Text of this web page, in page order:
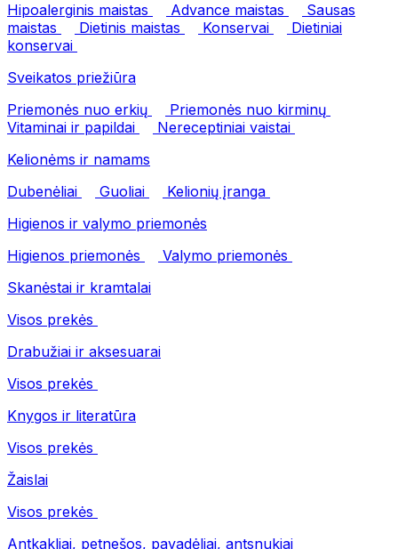
Hipoalerginis maistas
Advance maistas
Sausas
maistas
Dietinis maistas Konservai
Dietiniai
konservai
Sveikatos priežiūra
Priemonės nuo erkių
Priemonės nuo kirminų
Vitaminai ir papildai
Nereceptiniai vaistai
Kelionėms ir namams
Dubenėliai
Guoliai
Kelionių įranga
Higienos ir valymo priemonės
Higienos priemonės
Valymo priemonės
Skanėstai ir kramtalai
Visos prekės
Drabužiai ir aksesuarai
Visos prekės
Knygos ir literatūra
Visos prekės
Žaislai
Visos prekės
Antkakliai, petnešos, pavadėliai, antsnukiai